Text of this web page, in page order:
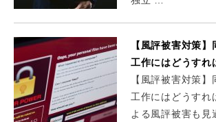
【風評被害対策
工作にはどうすれ
【風評被害対策
工作にはどうすれ
よる風評被害も見